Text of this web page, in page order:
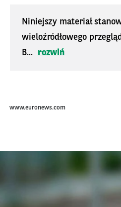
Niniejszy materiał
wieloźródłowego
B...
rozwiń
www.euronews.com